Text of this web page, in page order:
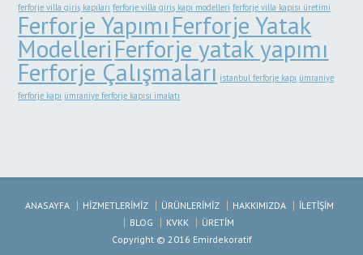
ferforje villa giriş kapıları ferforje villa giriş kapı modelleri ferforje villa kapısı üretimi
Ferforje YapımıFerforje Yatak
ModelleriFerforje yatak yapımı
Ferforje Çalışmaları istanbul ferforje kapı ümraniye
ferforje kapı ümraniye ferforje kapısı imalatı
ANASAYFA HİZMETLERİMİZ ÜRÜNLERİMİZ HAKKIMIZDA
İLETİŞİM
BLOG
KVKK
ÜRETİM
Copyright © 2016 Emirdekoratif